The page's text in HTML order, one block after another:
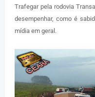
Trafegar pela rodovia
desempenhar, como é
mídia em geral.